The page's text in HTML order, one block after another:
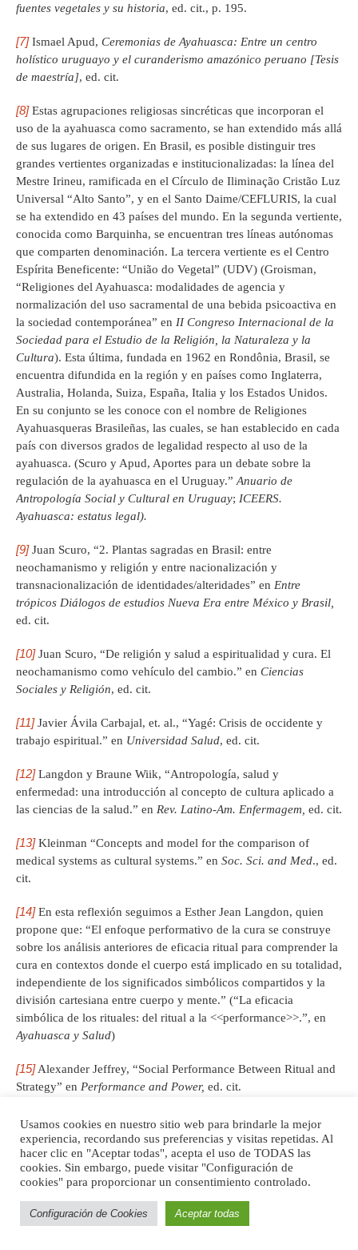
fuentes vegetales y su historia, ed. cit., p. 195.
[7]Ismael Apud, Ceremonias de Ayahuasca: Entre un centro
holístico uruguayo y el curanderismo amazónico peruano [Tesis
de maestría], ed. cit.
[8]Estas agrupaciones religiosas sincréticas que incorporan el
uso de la ayahuasca como sacramento, se han extendido más allá
de sus lugares de origen. En Brasil, es posible distinguir tres
grandes vertientes organizadas e institucionalizadas: la línea del
Mestre Irineu, ramificada en el Círculo de Iliminação Cristão Luz
Universal “Alto Santo”, y en el Santo Daime/CEFLURIS, la cual
se ha extendido en 43 países del mundo. En la segunda vertiente,
conocida como Barquinha, se encuentran tres líneas autónomas
que comparten denominación. La tercera vertiente es el Centro
Espírita Beneficente: “União do Vegetal” (UDV) (Groisman,
“Religiones del Ayahuasca: modalidades de agencia y
normalización del uso sacramental de una bebida psicoactiva en
la sociedad contemporánea” en II Congreso Internacional de la
Sociedad para el Estudio de la Religión, la Naturaleza y la
Cultura). Esta última, fundada en 1962 en Rondônia, Brasil, se
encuentra difundida en la región y en países como Inglaterra,
Australia, Holanda, Suiza, España, Italia y los Estados Unidos.
En su conjunto se les conoce con el nombre de Religiones
Ayahuasqueras Brasileñas, las cuales, se han establecido en cada
país con diversos grados de legalidad respecto al uso de la
ayahuasca. (Scuro y Apud, Aportes para un debate sobre la
regulación de la ayahuasca en el Uruguay.” Anuario de
Antropología Social y Cultural en Uruguay; ICEERS.
Ayahuasca: estatus legal).
[9]Juan Scuro, “2. Plantas sagradas en Brasil: entre
neochamanismo y religión y entre nacionalización y
transnacionalización de identidades/alteridades” en Entre
trópicos Diálogos de estudios Nueva Era entre México y Brasil,
ed. cit.
[10]Juan Scuro, “De religión y salud a espiritualidad y cura. El
neochamanismo como vehículo del cambio.” en Ciencias
Sociales y Religión, ed. cit.
[11]Javier Ávila Carbajal, et. al., “Yagé: Crisis de occidente y
trabajo espiritual.” en Universidad Salud, ed. cit.
[12]Langdon y Braune Wiik, “Antropología, salud y
enfermedad: una introducción al concepto de cultura aplicado a
las ciencias de la salud.” en Rev. Latino-Am. Enfermagem, ed. cit.
[13]Kleinman “Concepts and model for the comparison of
medical systems as cultural systems.” en Soc. Sci. and Med., ed.
cit.
[14]En esta reflexión seguimos a Esther Jean Langdon, quien
propone que: “El enfoque performativo de la cura se construye
sobre los análisis anteriores de eficacia ritual para comprender la
cura en contextos donde el cuerpo está implicado en su totalidad,
independiente de los significados simbólicos compartidos y la
división cartesiana entre cuerpo y mente.” (“La eficacia
simbólica de los rituales: del ritual a la <<performance>>.”, en
Ayahuasca y Salud)
[15]Alexander Jeffrey, “Social Performance Between Ritual and
Strategy” en Performance and Power, ed. cit.
[16]Shanon, Benny, “The Epistemic of Ayahuasca Visions”,
Phenomenology and the Cognitive Sciences , ed. cit.
[17]Con esto, Shanon (op. cit., pp. 269-270) hace referencia a la
emergencia de una actitud filosófica espontánea en quienes
participan del consumo del brebaje, la cual emerge con
independencia del conocimiento o interés filosófico previo. Estas
Usamos cookies en nuestro sitio web para brindarle la mejor
experiencia, recordando sus preferencias y visitas repetidas. Al
hacer clic en "Aceptar todas", acepta el uso de TODAS las
cookies. Sin embargo, puede visitar "Configuración de
cookies" para proporcionar un consentimiento controlado.
Configuración de Cookies Aceptar todas